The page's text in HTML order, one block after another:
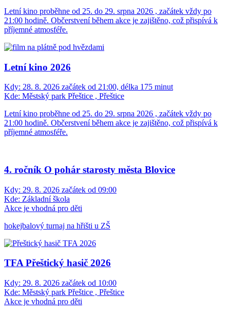
Letní kino proběhne od 25. do 29. srpna 2026 , začátek vždy po
21:00 hodině. Občerstvení během akce je zajištěno, což přispívá k
příjemné atmosféře.
Letní kino 2026
Kdy: 28. 8. 2026 začátek od 21:00, délka 175 minut
Kde: Městský park Přeštice , Přeštice
Letní kino proběhne od 25. do 29. srpna 2026 , začátek vždy po
21:00 hodině. Občerstvení během akce je zajištěno, což přispívá k
příjemné atmosféře.
4. ročník O pohár starosty města Blovice
Kdy: 29. 8. 2026 začátek od 09:00
Kde: Základní škola
Akce je vhodná pro děti
hokejbalový turnaj na hřišti u ZŠ
TFA Přeštický hasič 2026
Kdy: 29. 8. 2026 začátek od 10:00
Kde: Městský park Přeštice , Přeštice
Akce je vhodná pro děti